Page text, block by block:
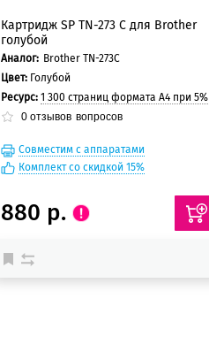
Картридж SP TN-273 C для Brother
голубой
Аналог: Brother TN-273C
Цвет: Голубой
Ресурс: 1 300 страниц формата А4 при 5% заполнении страницы
0 отзывов вопросов
Совместим с аппаратами
Комплект со скидкой 15%
880 р.